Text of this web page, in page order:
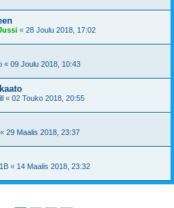
« 28 Joulu 2018, 17:02
« 09 Joulu 2018, 10:43
« 02 Touko 2018, 20:55
« 29 Maalis 2018, 23:37
« 14 Maalis 2018, 23:32